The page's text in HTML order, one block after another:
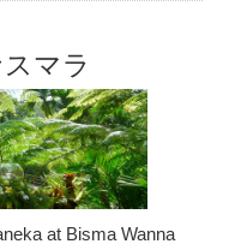
マラ
at Bisma Wanna